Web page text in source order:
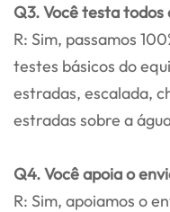
Q3. Você testa todos
R: Sim, passamos
testes básicos do
estradas, escalada,
estradas sobre a
Q4. Você apoia o
R: Sim, apoiamos o